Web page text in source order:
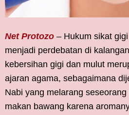
Net Protozo – Hukum sikat
menjadi perdebatan di
kebersihan gigi dan mulut
ajaran agama, sebagaimana
Nabi yang melarang
makan bawang karena